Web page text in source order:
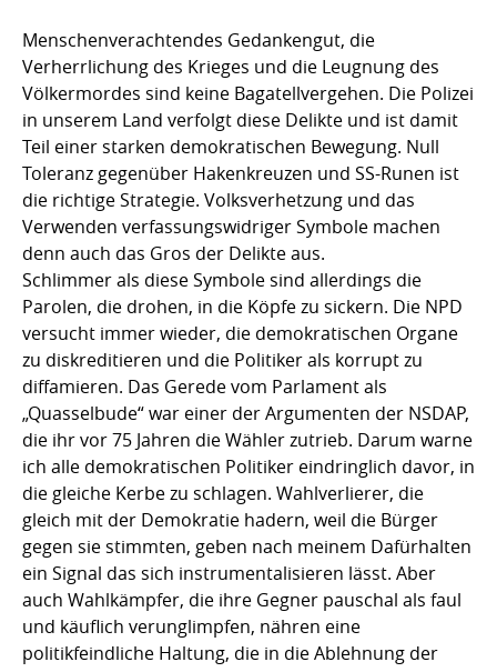
Menschenverachtendes Gedankengut, die
Verherrlichung des Krieges und die Leugnung des
Völkermordes sind keine Bagatellvergehen. Die Polizei
in unserem Land verfolgt diese Delikte und ist damit
Teil einer starken demokratischen Bewegung. Null
Toleranz gegenüber Hakenkreuzen und SS-Runen ist
die richtige Strategie. Volksverhetzung und das
Verwenden verfassungswidriger Symbole machen
denn auch das Gros der Delikte aus.
Schlimmer als diese Symbole sind allerdings die
Parolen, die drohen, in die Köpfe zu sickern. Die NPD
versucht immer wieder, die demokratischen Organe
zu diskreditieren und die Politiker als korrupt zu
diffamieren. Das Gerede vom Parlament als
„Quasselbude“ war einer der Argumenten der NSDAP,
die ihr vor 75 Jahren die Wähler zutrieb. Darum warne
ich alle demokratischen Politiker eindringlich davor, in
die gleiche Kerbe zu schlagen. Wahlverlierer, die
gleich mit der Demokratie hadern, weil die Bürger
gegen sie stimmten, geben nach meinem Dafürhalten
ein Signal das sich instrumentalisieren lässt. Aber
auch Wahlkämpfer, die ihre Gegner pauschal als faul
und käuflich verunglimpfen, nähren eine
politikfeindliche Haltung, die in die Ablehnung der